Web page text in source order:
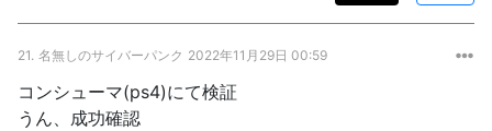
21. 名無しのサイバーパンク 2022年11月29日 00:59
コンシューマ(ps4)にて検証
うん、成功確認